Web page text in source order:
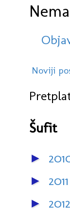
Noviji
Šufit
►
► 2011
► 2012